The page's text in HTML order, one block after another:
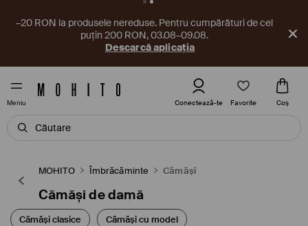
–15% la produsele selectate. La achiziționarea a cel puțin 2
produse la alegere, în perioada 03.08–09.08. COD:
SUMMER15
Vezi mai mult
Meniu Conectează-te Favorite Coş
MOHITO Îmbrăcăminte Cămăşi
Cămăși de damă
Cămăși clasice Cămăși cu model